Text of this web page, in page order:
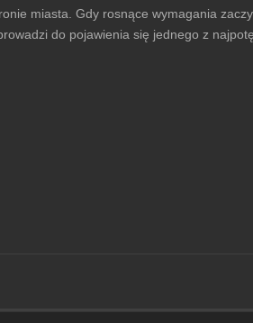
miasta. Gdy rosnące wymagania
do pojawienia się jednego z